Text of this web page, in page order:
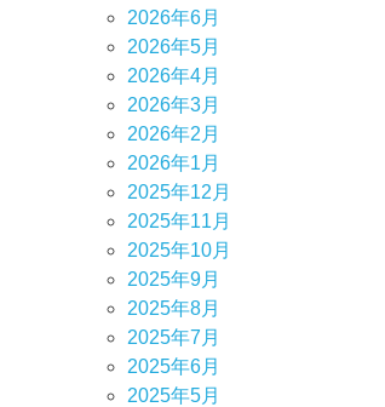
2026年6月
2026年5月
2026年4月
2026年3月
2026年2月
2026年1月
2025年12月
2025年11月
2025年10月
2025年9月
2025年8月
2025年7月
2025年6月
2025年5月